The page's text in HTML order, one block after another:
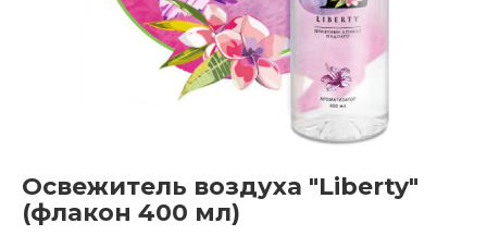
Освежитель воздуха "Liberty"
(флакон 400 мл)